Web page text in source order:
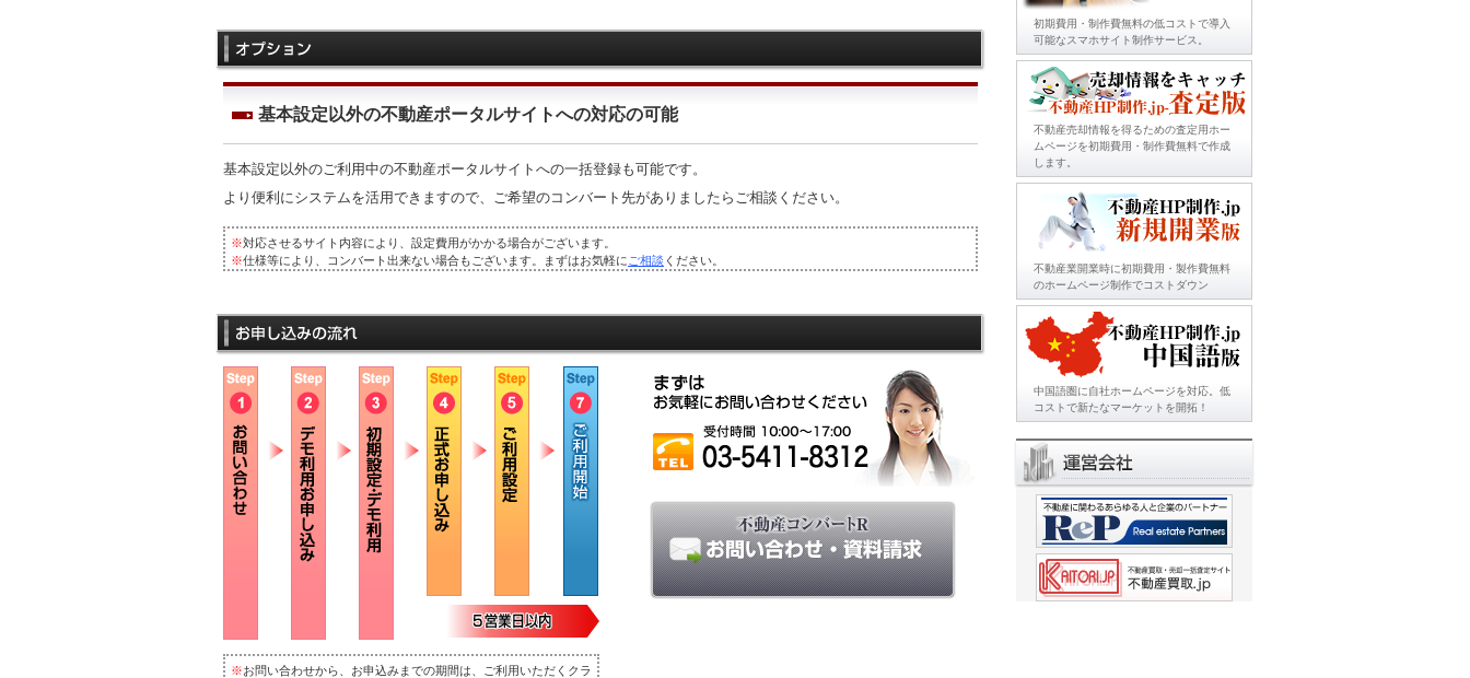
基本設定以外の不動産ポータルサイトへの対応の可能
基本設定以外のご利用中の不動産ポータルサイトへの一括登録も可能です。
より便利にシステムを活用できますので、ご希望のコンバート先がありましたらご相談ください。
※対応させるサイト内容により、設定費用がかかる場合がございます。
※仕様等により、コンバート出来ない場合もございます。まずはお気軽に ご相談 ください。
※お問い合わせから、お申込みまでの期間は、ご利用いただくクラ
初期費用・制作費無料の低コストで導入
可能なスマホサイト制作サービス。
不動産売却情報を得るための査定用ホー
ムページを初期費用・制作費無料で作成
します。
不動産業開業時に初期費用・製作費無料
のホームページ制作でコストダウン
中国語圏に自社ホームページを対応。低
コストで新たなマーケットを開拓！